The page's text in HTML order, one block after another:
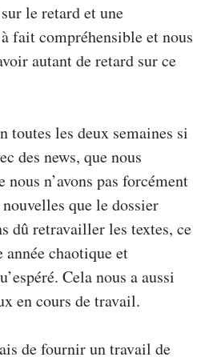
le retard et une
fait compréhensible et nous
autant de retard sur ce
toutes les deux semaines si
des news, que nous
n’avons pas forcément
nouvelles que le dossier
dû retravailler les textes, ce
chaotique et
Cela nous a aussi
en cours de travail.
de fournir un travail de